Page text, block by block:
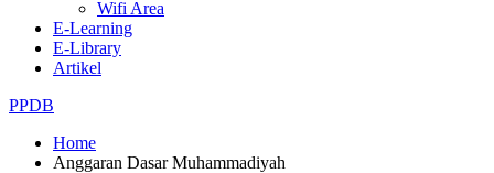
Wifi Area
E-Learning
E-Library
Artikel
PPDB
Home
Anggaran Dasar Muhammadiyah